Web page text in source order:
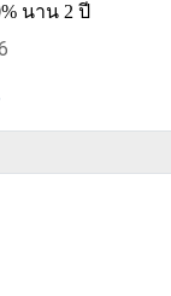
นาน 2 ปี